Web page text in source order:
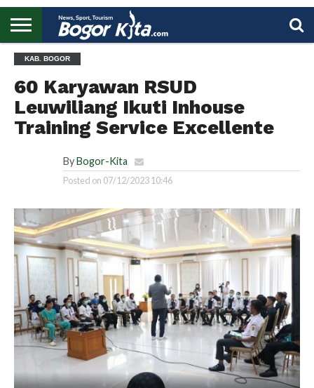
BOGOR
REGIONAL
NASIONAL
PENDIDIKAN
WISATA
OLAHRAGA
LAPORAN
PROFIL
KAB. BOGOR
60 Karyawan RSUD
Leuwiliang Ikuti Inhouse
Training Service Excellente
By Bogor-Kita
Posted on 07/12/2023 10:46